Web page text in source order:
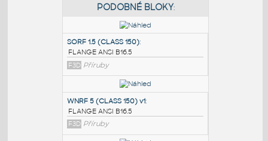
PODOBNÉ BLOKY
SORF 1.5 (CLASS 150):